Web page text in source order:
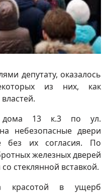
депутату, оказалось
из них, как
дома 13 к.3 по ул.
небезопасные двери
без их согласия. По
железных дверей
стеклянной вставкой.
красотой в ущерб